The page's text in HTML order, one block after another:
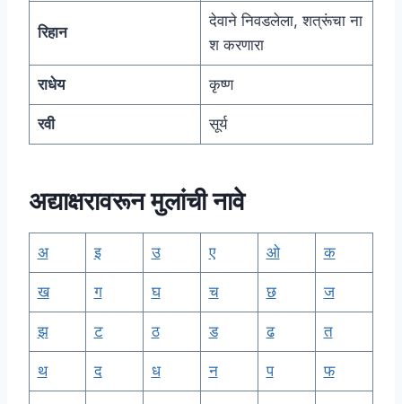
रिहान
देवाने निवडलेला, शत्रूंचा ना
श करणारा
राधेय कृष्ण
रवी सूर्य
अद्याक्षरावरून मुलांची नावे
अ इ उ ए ओ क
ख ग घ च छ ज
झ ट ठ ड ढ त
थ द ध न प फ